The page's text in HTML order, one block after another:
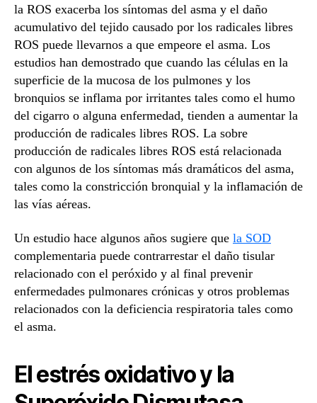
la ROS exacerba los síntomas del asma y el daño
acumulativo del tejido causado por los radicales libres
ROS puede llevarnos a que empeore el asma. Los
estudios han demostrado que cuando las células en la
superficie de la mucosa de los pulmones y los
bronquios se inflama por irritantes tales como el humo
del cigarro o alguna enfermedad, tienden a aumentar la
producción de radicales libres ROS. La sobre
producción de radicales libres ROS está relacionada
con algunos de los síntomas más dramáticos del asma,
tales como la constricción bronquial y la inflamación de
las vías aéreas.
Un estudio hace algunos años sugiere que la SOD
complementaria puede contrarrestar el daño tisular
relacionado con el peróxido y al final prevenir
enfermedades pulmonares crónicas y otros problemas
relacionados con la deficiencia respiratoria tales como
el asma.
El estrés oxidativo y la